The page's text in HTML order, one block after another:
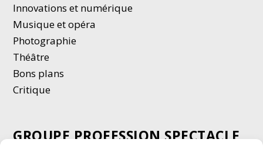
Innovations et numérique
Musique et opéra
Photographie
Théâtre
Bons plans
Critique
GROUPE PROFESSION SPECTACLE